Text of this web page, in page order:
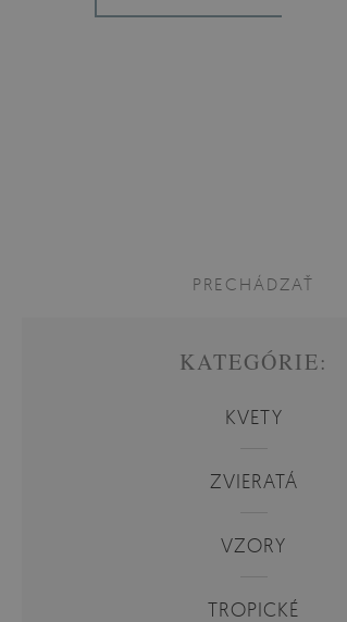
PRECHÁDZAŤ
KATEGÓRIE:
KVETY
ZVIERATÁ
VZORY
TROPICKÉ